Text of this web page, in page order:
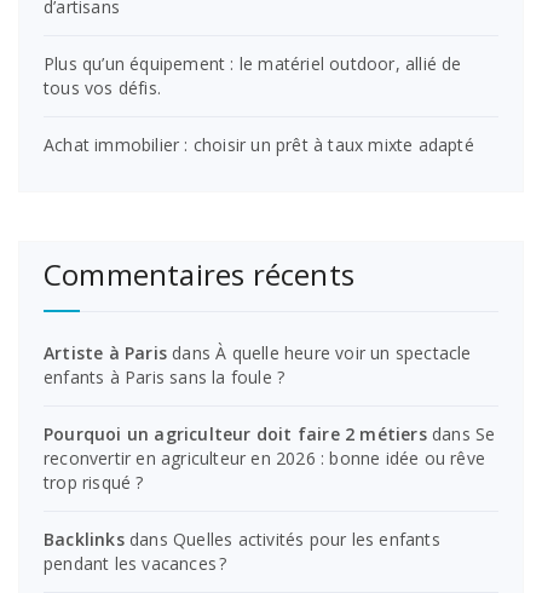
d’artisans
Plus qu’un équipement : le matériel outdoor, allié de
tous vos défis.
Achat immobilier : choisir un prêt à taux mixte adapté
Commentaires récents
Artiste à Paris dansÀ quelle heure voir un spectacle
enfants à Paris sans la foule ?
Pourquoi un agriculteur doit faire 2 métiersdans Se
reconvertir en agriculteur en 2026 : bonne idée ou rêve
trop risqué ?
BacklinksdansQuelles activités pour les enfants
pendant les vacances ?